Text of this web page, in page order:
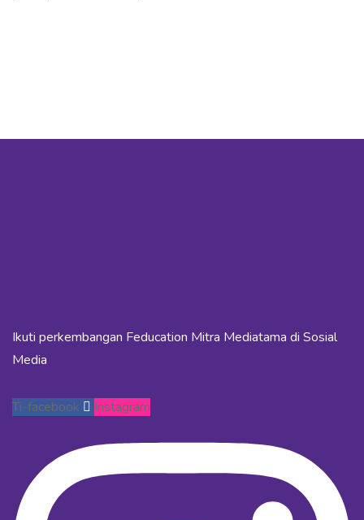
Ikuti perkembangan Feducation Mitra Mediatama di Sosial
Media
Ti-facebook Instagram